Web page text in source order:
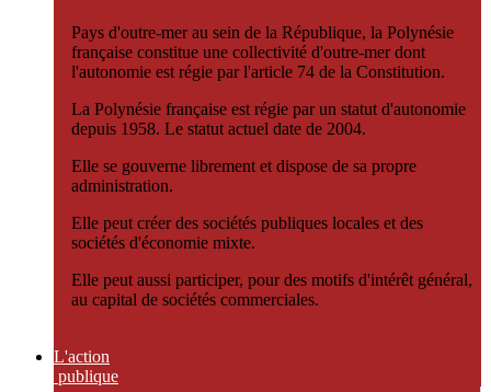
Pays d'outre-mer au sein de la République, la Polynésie
française constitue une collectivité d'outre-mer dont
l'autonomie est régie par l'article 74 de la Constitution.
La Polynésie française est régie par un statut d'autonomie
depuis 1958. Le statut actuel date de 2004.
Elle se gouverne librement et dispose de sa propre
administration.
Elle peut créer des sociétés publiques locales et des
sociétés d'économie mixte.
Elle peut aussi participer, pour des motifs d'intérêt général,
au capital de sociétés commerciales.
L'action
publique